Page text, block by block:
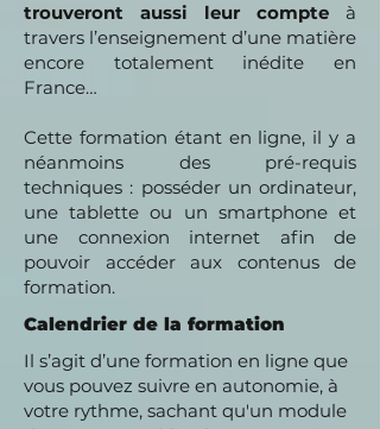
trouveront aussi leur compte à
travers l’enseignement d’une matière
encore totalement inédite en
France…
Cette formation étant en ligne, il y a
néanmoins des pré-requis
techniques : posséder un ordinateur,
une tablette ou un smartphone et
une connexion internet afin de
pouvoir accéder aux contenus de
formation.
Calendrier de la formation
Il s’agit d’une formation en ligne que
vous pouvez suivre en autonomie, à
votre rythme, sachant qu'un module